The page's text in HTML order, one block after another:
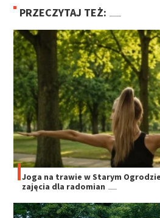
PRZECZYTAJ TEŻ:
Joga na trawie w Starym
zajęcia dla radomian